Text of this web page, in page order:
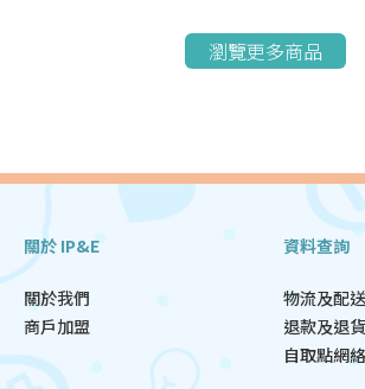
瀏覽更多商品
關於 IP&E
關於我們
商戶加盟
資料查詢
物流及配
退款及退
自取點網絡